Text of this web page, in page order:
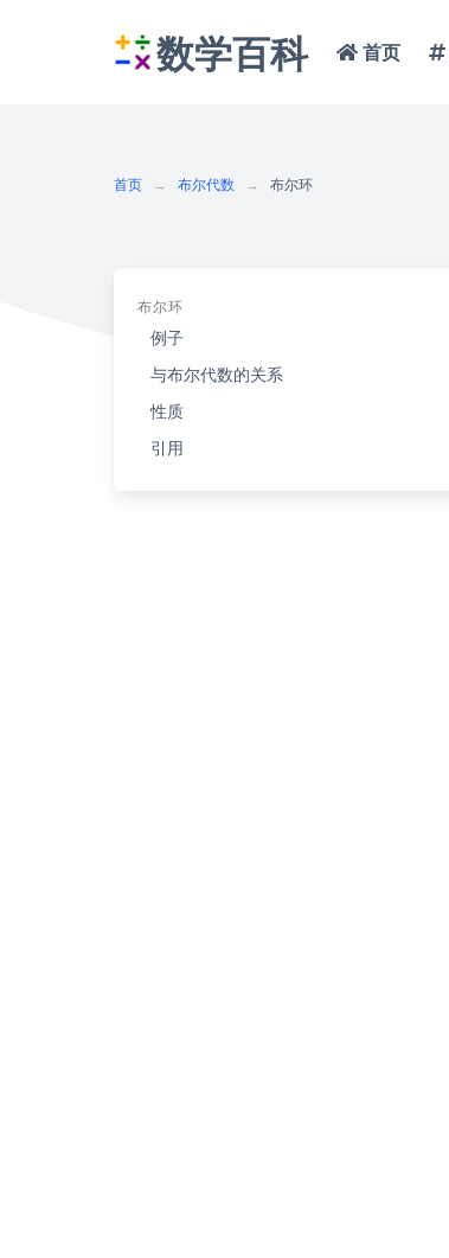
数学百科 首页
首页 布尔代数 布尔环
布尔环
例子
与布尔代数的关系
性质
引用